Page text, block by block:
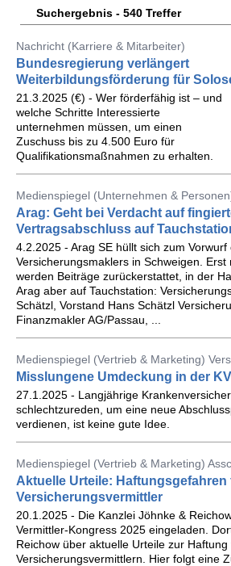
Suchergebnis - 540 Treffer
Nachricht (Karriere & Mitarbeiter)
Bundesregierung verlängert
Weiterbildungsförderung für
21.3.2025 (€) - Wer förderfähig ist – und
welche Schritte Interessierte
unternehmen müssen, um einen
Zuschuss bis zu 4.500 Euro für
Qualifikationsmaßnahmen zu erhalten.
Medienspiegel (Unternehmen &
Arag: Geht bei Verdacht auf
Vertragsabschluss auf
4.2.2025 - Arag SE hüllt sich zum Vorwurf
Versicherungsmaklers in Schweigen. Erst
werden Beiträge zurückerstattet, in der
Arag aber auf Tauchstation:
Schätzl, Vorstand Hans Schätzl
Finanzmakler AG/Passau, ...
Medienspiegel (Vertrieb & Marketing)
Misslungene Umdeckung in der KV
27.1.2025 - Langjährige
schlechtzureden, um eine neue
verdienen, ist keine gute Idee.
Medienspiegel (Vertrieb & Marketing)
Aktuelle Urteile: Haftungsgefahren
Versicherungsvermittler
20.1.2025 - Die Kanzlei Jöhnke &
Vermittler-Kongress 2025 eingeladen.
Reichow über aktuelle Urteile zur Haftung
Versicherungsvermittlern. Hier folgt eine